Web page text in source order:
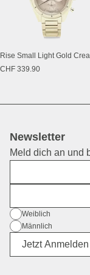
CHF 339.90
Newsletter
Meld dich an und
Geschlecht
Weiblich
Männlich
Divers
Jetzt Anmelden